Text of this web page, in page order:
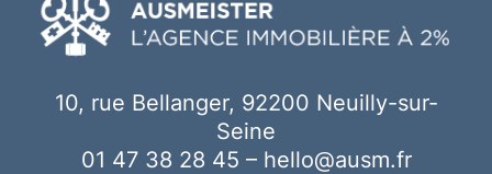
10, rue Bellanger, 92200 Neuilly-sur-
Seine
01 47 38 28 45 – hello@ausm.fr